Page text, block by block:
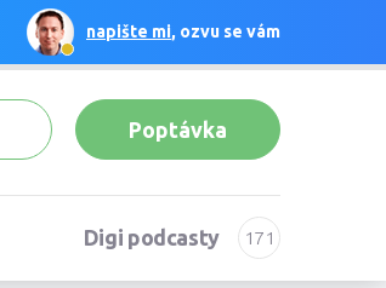
napište mi, ozvu se vám
Poptávka
Digi podcasty